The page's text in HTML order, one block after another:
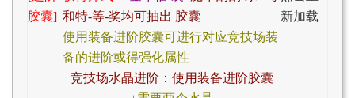
胶囊] 和特-等-奖均可抽出 胶囊
新加载
使用装备进阶胶囊可进行对应竞技场装
备的进阶或得强化属性
竞技场水晶进阶：使用装备进阶胶囊